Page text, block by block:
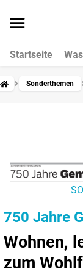
Startseite
Sonderthemen
750 Jahre
Wohnen,
zum